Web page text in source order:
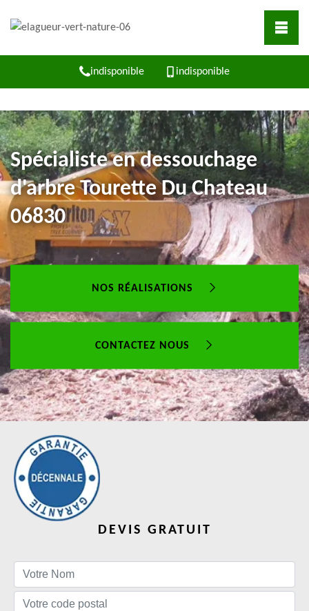
indisponible indisponible
Spécialiste en dessouchage
d'arbre Tourette Du Chateau
06830
NOS RÉALISATIONS
CONTACTEZ NOUS
DEVIS GRATUIT